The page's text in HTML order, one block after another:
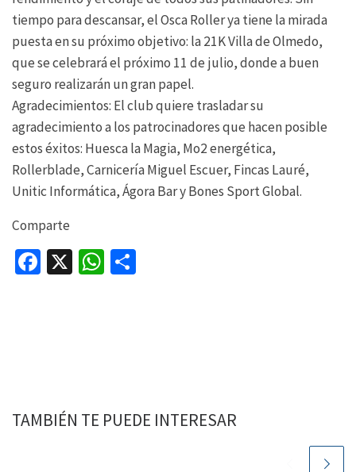
tiempo para descansar, el Osca Roller ya tiene la mirada
puesta en su próximo objetivo: la 21K Villa de Olmedo,
que se celebrará el próximo 11 de julio, donde a buen
seguro realizarán un gran papel.
Agradecimientos: El club quiere trasladar su
agradecimiento a los patrocinadores que hacen posible
estos éxitos: Huesca la Magia, Mo2 energética,
Rollerblade, Carnicería Miguel Escuer, Fincas Lauré,
Unitic Informática, Ágora Bar y Bones Sport Global.
Comparte
Fa X
W
TAMBIÉN TE PUEDE INTERESAR